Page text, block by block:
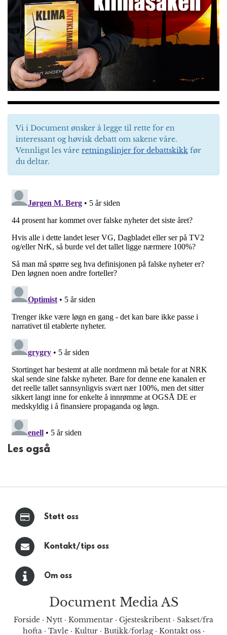
Vi i Document ønsker å legge til rette for en
interessant og høvisk debatt om sakene våre.
Vennligst les våre retningslinjer for debattskikk før
du deltar.
Les også
Støtt oss
Kontakt/tips oss
Om oss
Document Media AS
Forside · Nytt · Kommentar · Gjesteskribent · Sakset/fra
hofta· Tavle· Kultur· Butikk/forlag· Kontakt oss·